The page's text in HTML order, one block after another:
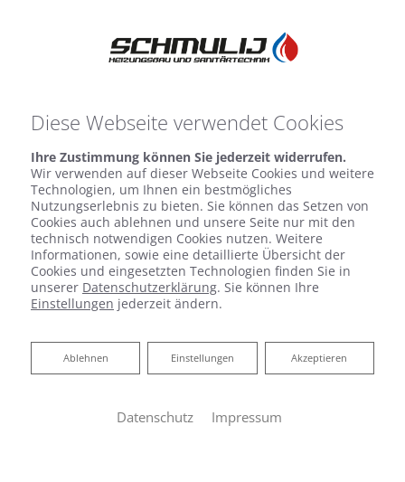
Diese Webseite verwendet Cookies
Ihre Zustimmung können Sie jederzeit widerrufen.
Wir verwenden auf dieser Webseite Cookies und weitere
Technologien, um Ihnen ein bestmögliches
Nutzungserlebnis zu bieten. Sie können das Setzen von
Cookies auch ablehnen und unsere Seite nur mit den
technisch notwendigen Cookies nutzen. Weitere
Informationen, sowie eine detaillierte Übersicht der
Cookies und eingesetzten Technologien finden Sie in
unserer Datenschutzerklärung. Sie können Ihre
Einstellungen jederzeit ändern.
Akzeptieren
Einstellungen
Ablehnen
Ablehnen
Datenschutz Impressum